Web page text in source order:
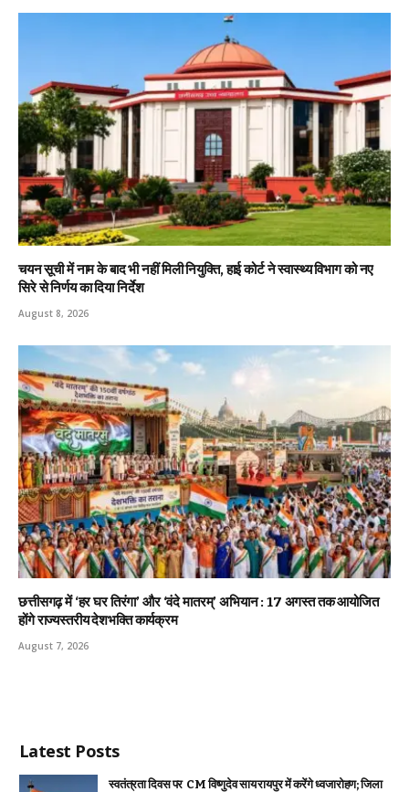
चयन सूची में नाम के बाद भी नहीं मिली नियुक्ति, हाई कोर्ट ने स्वास्थ्य विभाग को नए
सिरे से निर्णय का दिया निर्देश
August 8, 2026
छत्तीसगढ़ में ‘हर घर तिरंगा’ और ‘वंदे मातरम्’ अभियान : 17 अगस्त तक आयोजित
होंगे राज्यस्तरीय देशभक्ति कार्यक्रम
August 7, 2026
Latest Posts
स्वतंत्रता दिवस पर CM विष्णुदेव साय रायपुर में करेंगे ध्वजारोहण; जिला